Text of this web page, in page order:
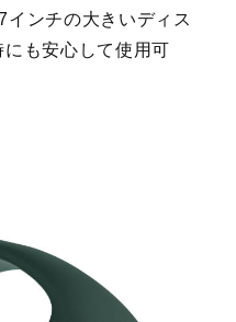
ンチの大きいディス
も安心して使用可